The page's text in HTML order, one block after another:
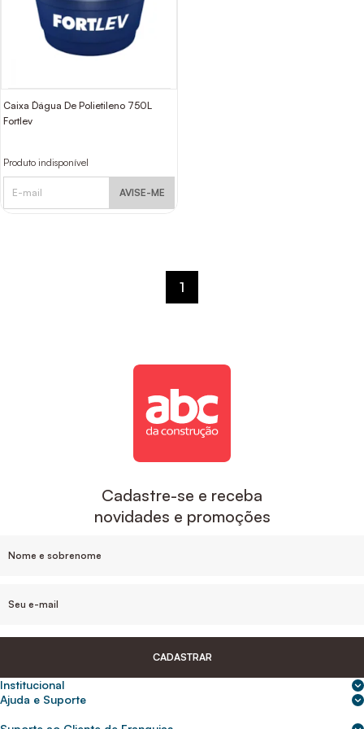
Caixa D`água De Polietileno 750L
Fortlev
Produto indisponível
AVISE-ME
1
Cadastre-se e receba
novidades e promoções
CADASTRAR
Institucional
Sobre nós
Ajuda e Suporte